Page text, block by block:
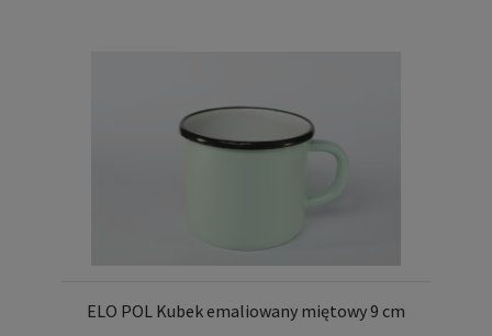
ELO POL Kubek emaliowany miętowy 9 cm